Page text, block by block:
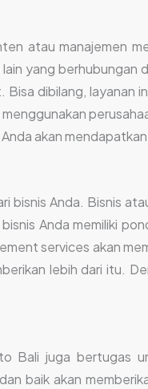
atau manajemen
yang berhubungan
dibilang, layanan
akan
Anda. Bisnis
Anda memiliki
services akan
lebih dari itu.
Bali juga bertugas
baik akan